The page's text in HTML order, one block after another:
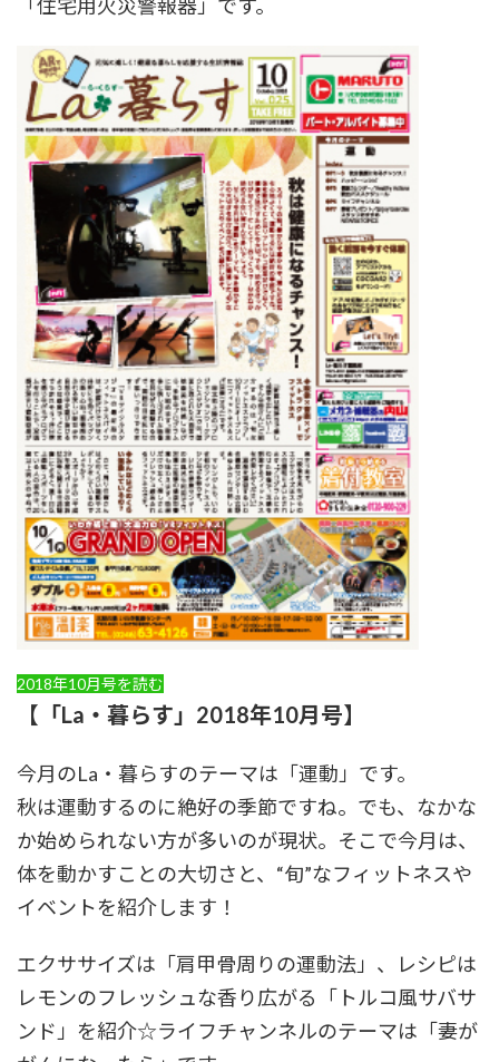
「住宅用火災警報器」です。
2018年10月号を読む
【「La・暮らす」2018年10月号】
今月のLa・暮らすのテーマは「運動」です。
秋は運動するのに絶好の季節ですね。でも、なかな
か始められない方が多いのが現状。そこで今月は、
体を動かすことの大切さと、“旬”なフィットネスや
イベントを紹介します！
エクササイズは「肩甲骨周りの運動法」、レシピは
レモンのフレッシュな香り広がる「トルコ風サバサ
ンド」を紹介☆ライフチャンネルのテーマは「妻が